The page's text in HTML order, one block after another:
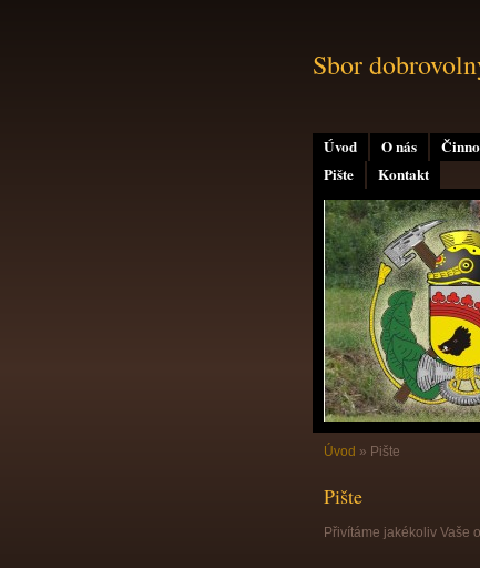
Úvod O nás
Pište
Kontakt
Sbor
Úvod » Pište
Pište
Přivítáme jakékoliv Vaše